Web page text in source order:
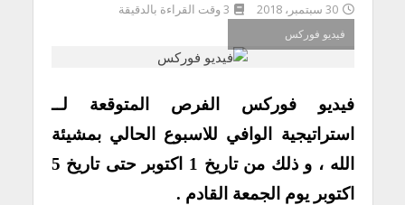
30 سبتمبر، 2018
3 وقت القراءة بالدقيقة
فيديو فوركس
فيديو فوركس الفرص المتوقعة لــ
استراتيجية الوافي للاسبوع الحالي بمشيئة
الله ، و ذلك من تاريخ 1 اكتوبر حتى تاريخ 5
اكتوبر يوم الجمعة القادم .